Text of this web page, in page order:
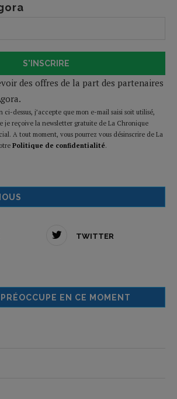
S'INSCRIRE
des offres de la part des partenaires
dessus, j’accepte que mon e-mail saisi soit utilisé,
je reçoive la newsletter gratuite de La Chronique
A tout moment, vous pourrez vous désinscrire de La
Politique de confidentialité.
TWITTER
EN CE MOMENT